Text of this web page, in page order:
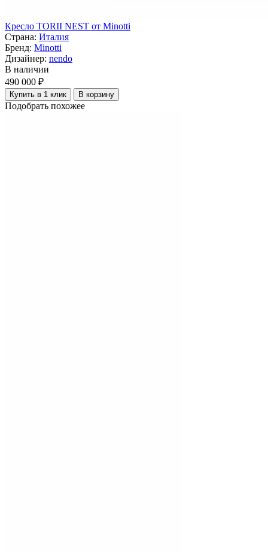
Кресло TORII NEST от Minotti
Страна: Италия
Бренд: Minotti
Дизайнер: nendo
В наличии
490 000 ₽
Купить в 1 клик В корзину
Подобрать похожее